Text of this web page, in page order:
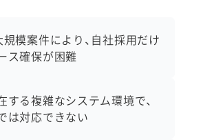
規模案件により、自社採用だけ
ス確保が困難
する複雑なシステム環境で、
は対応できない